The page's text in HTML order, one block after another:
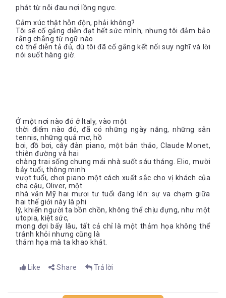
phát từ nỗi đau nơi lồng ngực.
Cảm xúc thật hỗn độn, phải không?
Tôi sẽ cố gắng diễn đạt hết sức mình, nhưng tôi đảm bảo
rằng chẳng từ ngữ nào
có thể diễn tả đủ, dù tôi đã cố gắng kết nối suy nghĩ và lời
nói suốt hàng giờ.
Ở một nơi nào đó ở Italy, vào một
thời điểm nào đó, đã có những ngày nắng, những sân
tennis, những quả mơ, hồ
bơi, đồ bơi, cây đàn piano, một bản thảo, Claude Monet,
thiên đường và hai
chàng trai sống chung mái nhà suốt sáu tháng. Elio, mười
bảy tuổi, thông minh
vượt tuổi, chơi piano một cách xuất sắc cho vị khách của
cha cậu, Oliver, một
nhà văn Mỹ hai mươi tư tuổi đang lên: sự va chạm giữa
hai thế giới này là phi
lý, khiến người ta bồn chồn, không thể chịu đựng, như một
utopia, kiệt sức,
mong đợi bấy lâu, tất cả chỉ là một thảm họa không thể
tránh khỏi nhưng cũng là
thảm họa mà ta khao khát.
Like Share Trả lời